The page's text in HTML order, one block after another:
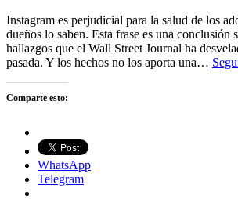
Instagram es perjudicial para la salud de los
dueños lo saben. Esta frase es una conclusión
hallazgos que el Wall Street Journal ha
pasada. Y los hechos no los aporta una…
Comparte esto:
WhatsApp
Telegram